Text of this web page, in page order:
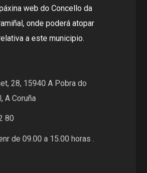
web do Concello da
onde poderá atopar
a este municipio.
28, 15940 A Pobra do
A Coruña
80
de 09.00 a 15.00 horas .